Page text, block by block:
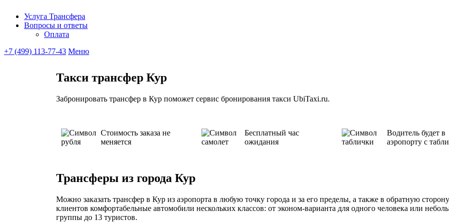
Ubitaxi
Услуга Трансфера
Вопросы и ответы
Оплата
+7 (499) 113-77-43 Меню
Такси трансфер Кур
Забронировать трансфер в Кур поможет сервис бронирования такси UbiTaxi.ru.
Стоимость заказа не
меняется
Бесплатный час
ожидания
Водитель будет в
аэропорту с
Трансферы из города Кур
Можно заказать трансфер в Кур из аэропорта в любую точку города и за его пределы, а также в обратную
клиентов комфортабельные автомобили нескольких классов: от эконом-варианта для одного человека или
группы до 13 туристов.